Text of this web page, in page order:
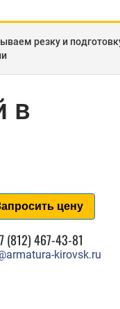
резку и
в
цену
(812) 467-43-81
kirovsk.ru